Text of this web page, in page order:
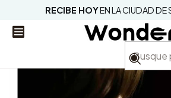
RECIBE HOYEN LA CIUDAD DE